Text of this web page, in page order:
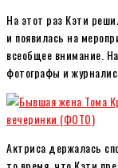
На этот раз Кэти
и появилась на
всеобщее внимание.
фотографы и
Актриса держалась